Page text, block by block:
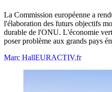
La Commission européenne a
l'élaboration des futurs objectifs
durable de l'ONU. L'économie
poser problème aux grands pays
Marc HallEURACTIV.fr